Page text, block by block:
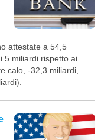
attestate a 54,5
5 miliardi rispetto ai
calo, -32,3 miliardi,